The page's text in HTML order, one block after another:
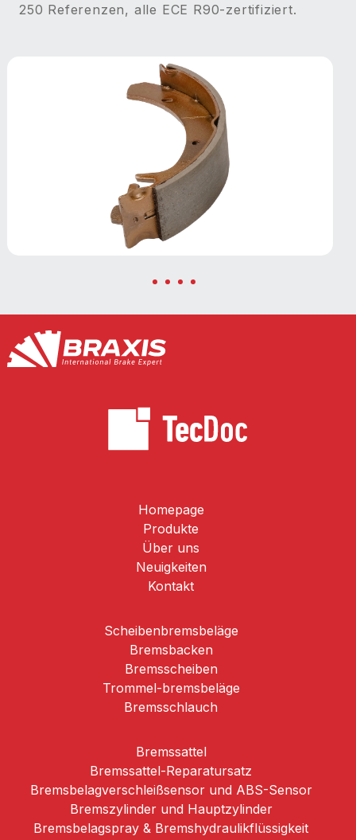
250 Referenzen, alle ECE R90-zertifiziert.
Homepage
Produkte
Über uns
Neuigkeiten
Kontakt
Scheibenbremsbeläge
Brems­backen
Bremsscheiben
Trommel-­bremsbeläge
Bremsschlauch
Bremssattel
Bremssattel-Reparatursatz
Bremsbelagverschleißsensor und ABS-Sensor
Bremszylinder und Hauptzylinder
Bremsbelagspray & Bremshydraulikflüssigkeit